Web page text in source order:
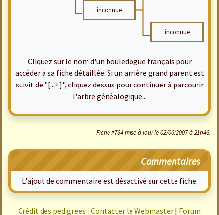
inconnue
inconnue
Cliquez sur le nom d'un bouledogue français pour
accéder à sa fiche détaillée. Si un arrière grand parent est
suivit de "[...+]", cliquez dessus pour continuer à parcourir
l'arbre généalogique...
Fiche #764 mise à jour le 02/06/2007 à 21h46.
Commentaires
L'ajout de commentaire est désactivé sur cette fiche.
Crédit des pedigrees | Contacter le Webmaster | Forum